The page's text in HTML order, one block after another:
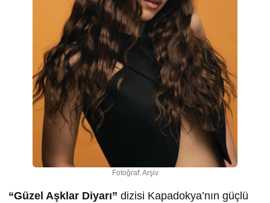
Fotoğraf: Arşiv
“Güzel Aşklar Diyarı” dizisi Kapadokya’nın güçlü